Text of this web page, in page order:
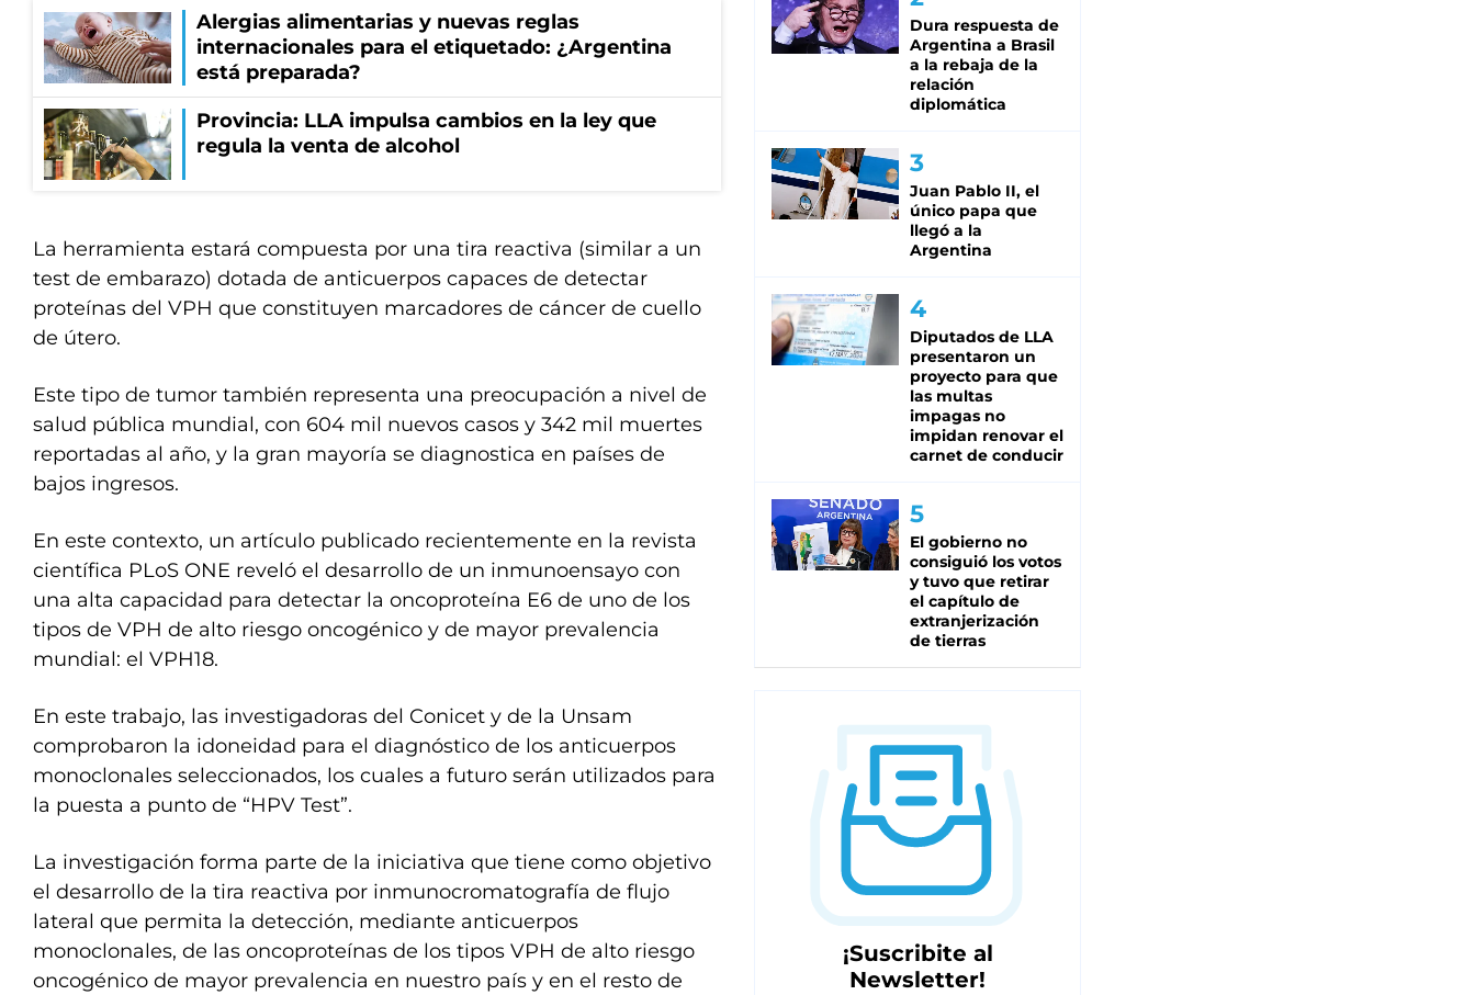
Alergias alimentarias y nuevas reglas
internacionales para el etiquetado: ¿Argentina
está preparada?
Provincia: LLA impulsa cambios en la ley que
regula la venta de alcohol
La herramienta estará compuesta por una tira reactiva (similar a un
test de embarazo) dotada de anticuerpos capaces de detectar
proteínas del VPH que constituyen marcadores de cáncer de cuello
de útero.
Este tipo de tumor también representa una preocupación a nivel de
salud pública mundial, con 604 mil nuevos casos y 342 mil muertes
reportadas al año, y la gran mayoría se diagnostica en países de
bajos ingresos.
En este contexto, un artículo publicado recientemente en la revista
científica PLoS ONE reveló el desarrollo de un inmunoensayo con
una alta capacidad para detectar la oncoproteína E6 de uno de los
tipos de VPH de alto riesgo oncogénico y de mayor prevalencia
mundial: el VPH18.
En este trabajo, las investigadoras del Conicet y de la Unsam
comprobaron la idoneidad para el diagnóstico de los anticuerpos
monoclonales seleccionados, los cuales a futuro serán utilizados para
la puesta a punto de “HPV Test”.
La investigación forma parte de la iniciativa que tiene como objetivo
el desarrollo de la tira reactiva por inmunocromatografía de flujo
lateral que permita la detección, mediante anticuerpos
monoclonales, de las oncoproteínas de los tipos VPH de alto riesgo
oncogénico de mayor prevalencia en nuestro país y en el resto de
Dura respuesta de
Argentina a Brasil
a la rebaja de la
relación
diplomática
Juan Pablo II, el
único papa que
llegó a la
Argentina
Diputados de LLA
presentaron un
proyecto para que
las multas
impagas no
impidan renovar el
carnet de conducir
El gobierno no
consiguió los votos
y tuvo que retirar
el capítulo de
extranjerización
de tierras
¡Suscribite al
Newsletter!